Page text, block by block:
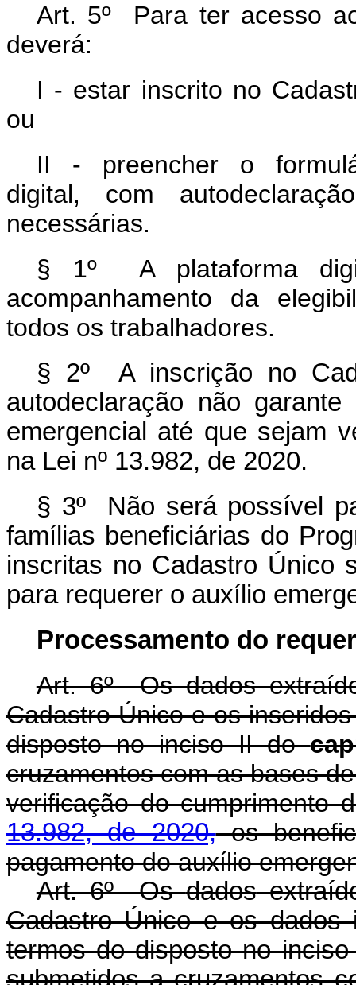
Art. 5º Para ter acesso
deverá:
I - estar inscrito no
ou
II - preencher o
digital, com
necessárias.
§ 1º A plataforma
acompanhamento da
todos os trabalhadores.
§ 2º A inscrição no
autodeclaração não
emergencial até que sejam
na Lei nº 13.982, de 2020.
§ 3º Não será possível
famílias beneficiárias do
inscritas no Cadastro Único
para requerer o auxílio
Processamento do
Art. 6º Os dados
Cadastro Único e os
disposto no inciso II do
cruzamentos com as bases
verificação do cumprimento
13.982, de 2020,os
pagamento do auxílio
Art. 6º Osdados
Cadastro Único e os dados
termos do disposto no